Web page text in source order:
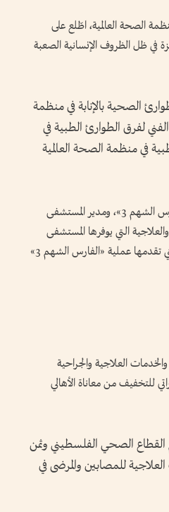
الصحة العالمية، اطّلع على
في ظل الظروف الإنسانية الصعبة
الصحية بالإنابة في منظمة
لفرق الطوارئ الطبية في
في منظمة الصحة العالمية
وكان في استقبال الوفد علي الشحي، رئيس البعثة الإماراتية ضمن عملية «الفارس الشهم 3»، ومدير المستشفى
التي يوفرها المستشفى
للمرضى والجرحى في قطاع غزة، إضافة إلى طبيعة الدعم والمساعدات الطبية التي تقدمها عملية «الفارس الشهم 3»
العلاجية والجراحية
للتخفيف من معاناة الأهالي
القطاع الصحي الفلسطيني وثمن
العلاجية للمصابين والمرضى في